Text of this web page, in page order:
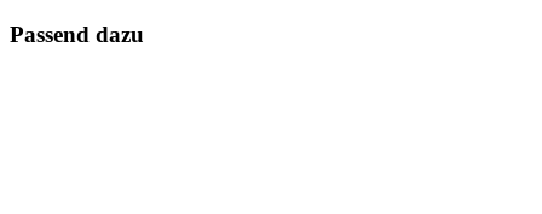
Passend dazu